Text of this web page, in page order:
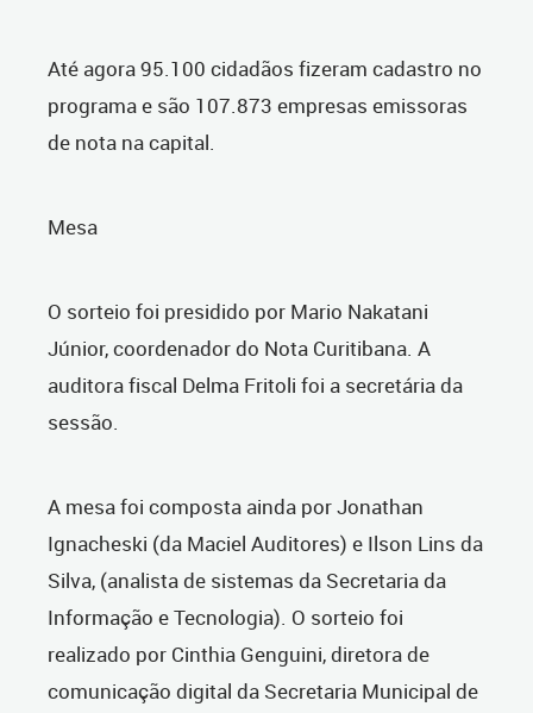
Até agora 95.100 cidadãos fizeram cadastro no
programa e são 107.873 empresas emissoras
de nota na capital.
Mesa
O sorteio foi presidido por Mario Nakatani
Júnior, coordenador do Nota Curitibana. A
auditora fiscal Delma Fritoli foi a secretária da
sessão.
A mesa foi composta ainda por Jonathan
Ignacheski (da Maciel Auditores) e Ilson Lins da
Silva, (analista de sistemas da Secretaria da
Informação e Tecnologia). O sorteio foi
realizado por Cinthia Genguini, diretora de
comunicação digital da Secretaria Municipal de